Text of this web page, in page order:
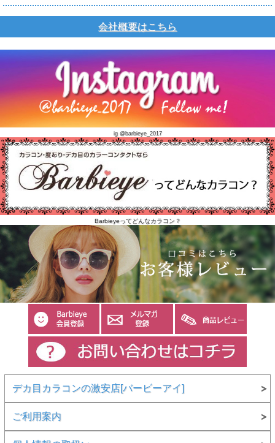
会社概要はこちら
ig @barbieye_2017
Barbieyeってどんなカラコン？
デカ目カラコンの激安店[バービーアイ]
ご利用案内